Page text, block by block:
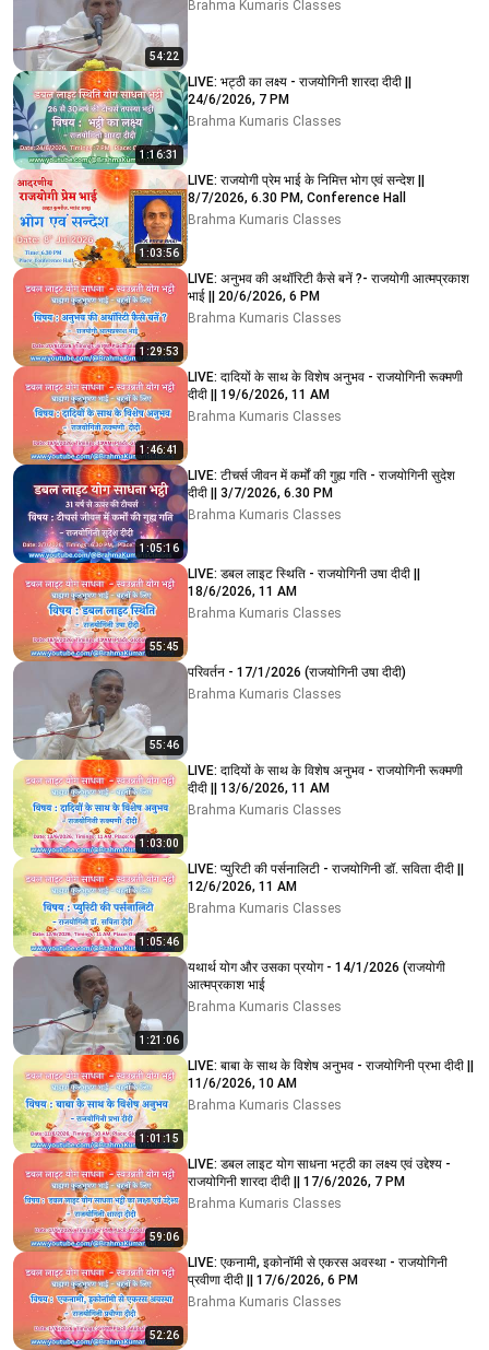
54:22
Brahma Kumaris Classes
1:16:31
LIVE: भट्ठी का लक्ष्य - राजयोगिनी शारदा दीदी ||
24/6/2026, 7 PM
Brahma Kumaris Classes
1:03:56
LIVE: राजयोगी प्रेम भाई के निमित्त भोग एवं सन्देश ||
8/7/2026, 6.30 PM, Conference Hall
Brahma Kumaris Classes
1:29:53
LIVE: अनुभव की अथॉरिटी कैसे बनें ?- राजयोगी आत्मप्रकाश
भाई || 20/6/2026, 6 PM
Brahma Kumaris Classes
1:46:41
LIVE: दादियों के साथ के विशेष अनुभव - राजयोगिनी रूक्मणी
दीदी || 19/6/2026, 11 AM
Brahma Kumaris Classes
1:05:16
LIVE: टीचर्स जीवन में कर्मों की गुह्य गति - राजयोगिनी सुदेश
दीदी || 3/7/2026, 6.30 PM
Brahma Kumaris Classes
55:45
LIVE: डबल लाइट स्थिति - राजयोगिनी उषा दीदी ||
18/6/2026, 11 AM
Brahma Kumaris Classes
55:46
परिवर्तन - 17/1/2026 (राजयोगिनी उषा दीदी)
Brahma Kumaris Classes
1:03:00
LIVE: दादियों के साथ के विशेष अनुभव - राजयोगिनी रूक्मणी
दीदी || 13/6/2026, 11 AM
Brahma Kumaris Classes
1:05:46
LIVE: प्युरिटी की पर्सनालिटी - राजयोगिनी डॉ. सविता दीदी ||
12/6/2026, 11 AM
Brahma Kumaris Classes
1:21:06
यथार्थ योग और उसका प्रयोग - 14/1/2026 (राजयोगी
आत्मप्रकाश भाई
Brahma Kumaris Classes
1:01:15
LIVE: बाबा के साथ के विशेष अनुभव - राजयोगिनी प्रभा दीदी ||
11/6/2026, 10 AM
Brahma Kumaris Classes
59:06
LIVE: डबल लाइट योग साधना भट्ठी का लक्ष्य एवं उद्देश्य -
राजयोगिनी शारदा दीदी || 17/6/2026, 7 PM
Brahma Kumaris Classes
52:26
LIVE: एकनामी, इकोनॉमी से एकरस अवस्था - राजयोगिनी
प्रवीणा दीदी || 17/6/2026, 6 PM
Brahma Kumaris Classes